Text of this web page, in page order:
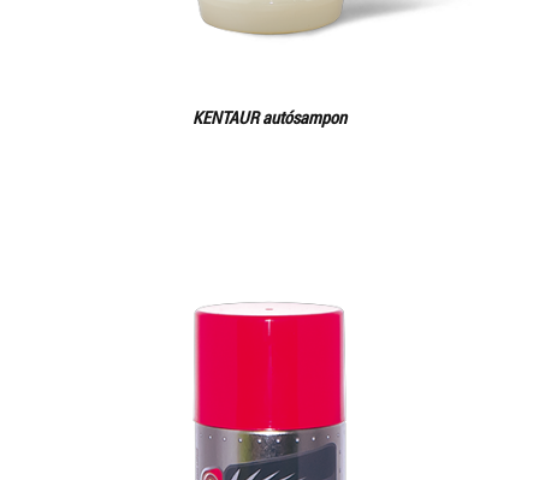
KENTAUR autósampon